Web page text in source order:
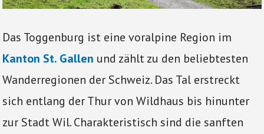
Das Toggenburg ist eine voralpine Region im
Kanton St. Gallen und zählt zu den beliebtesten
Wanderregionen der Schweiz. Das Tal erstreckt
sich entlang der Thur von Wildhaus bis hinunter
zur Stadt Wil. Charakteristisch sind die sanften